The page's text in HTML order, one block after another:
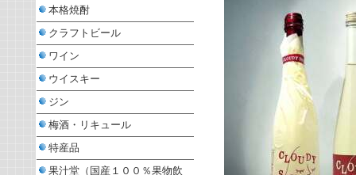
本格焼酎
クラフトビール
ワイン
ウイスキー
ジン
梅酒・リキュール
特産品
果汁堂（国産１００％果物飲